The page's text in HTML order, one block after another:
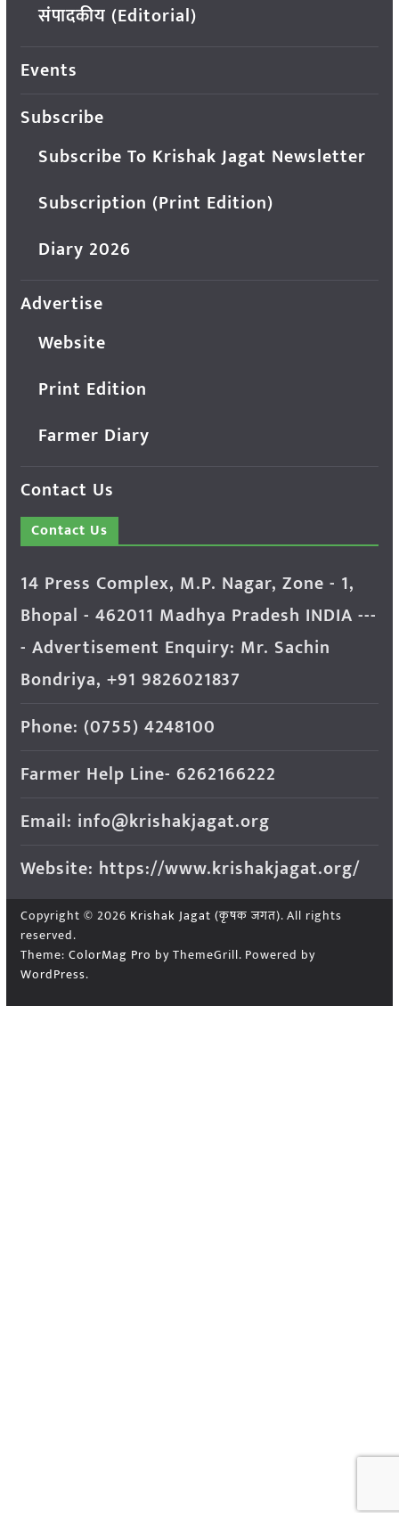
संपादकीय (Editorial)
Events
Subscribe
Subscribe To Krishak Jagat Newsletter
Subscription (Print Edition)
Diary 2026
Advertise
Website
Print Edition
Farmer Diary
Contact Us
Contact Us
14 Press Complex, M.P. Nagar, Zone - 1,
Bhopal - 462011 Madhya Pradesh INDIA ---
- Advertisement Enquiry: Mr. Sachin
Bondriya, +91 9826021837
Phone: (0755) 4248100
Farmer Help Line- 6262166222
Email: info@krishakjagat.org
Website: https://www.krishakjagat.org/
Copyright © 2026 Krishak Jagat (कृषक जगत). All rights
reserved.
Theme: ColorMag Pro by ThemeGrill. Powered by
WordPress.